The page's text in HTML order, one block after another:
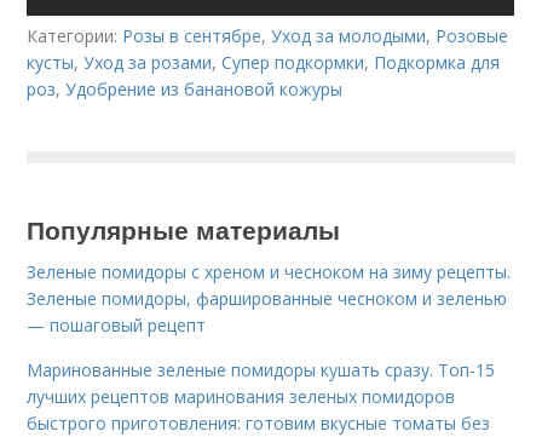
Категории: Розы в сентябре,Уход за молодыми, Розовые
кусты,Уход за розами,Супер подкормки, Подкормка для
роз,Удобрение из банановой кожуры
Популярные материалы
Зеленые помидоры с хреном и чесноком на зиму рецепты.
Зеленые помидоры, фаршированные чесноком и зеленью
— пошаговый рецепт
Маринованные зеленые помидоры кушать сразу. Топ-15
лучших рецептов маринования зеленых помидоров
быстрого приготовления: готовим вкусные томаты без